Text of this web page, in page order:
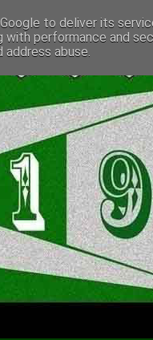
to deliver its
with performance and
abuse.